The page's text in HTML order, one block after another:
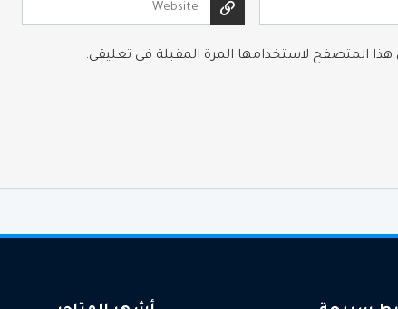
هذا المتصفح لاستخدامها المرة المقبلة في تعليقي.